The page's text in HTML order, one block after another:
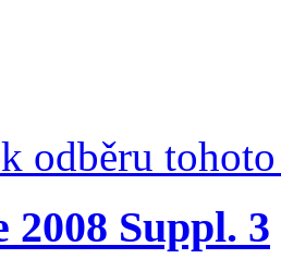
odběru
2008 Suppl. 3